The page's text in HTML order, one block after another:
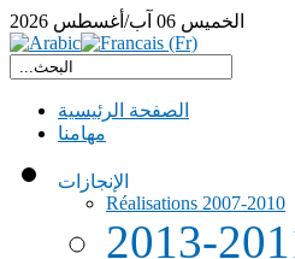
الخميس 06 آب/أغسطس 2026
الصفحة الرئيسية
مهامنا
الإنجازات
Réalisations 2007-2010